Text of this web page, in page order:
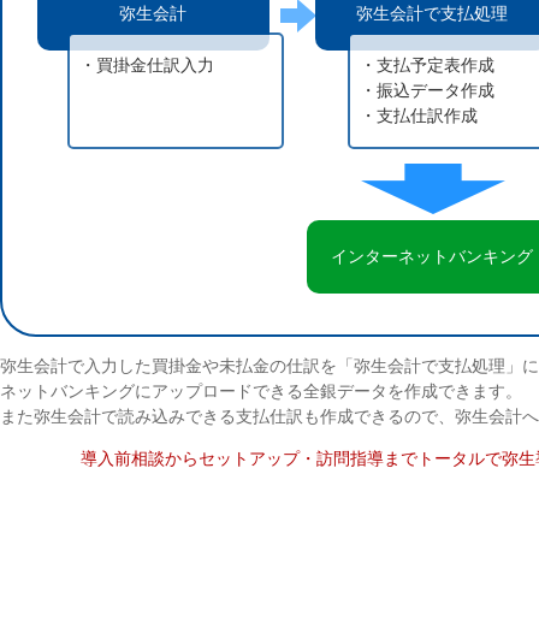
弥生会計
・買掛金仕訳入力
弥生会計で支払処理
・支払予定表作成
・振込データ作成
・支払仕訳作成
インターネットバンキング
弥生会計で入力した買掛金や未払金の仕訳を「弥生会計で支払処理」
ネットバンキングにアップロードできる全銀データを作成できます。
また弥生会計で読み込みできる支払仕訳も作成できるので、弥生会計
導入前相談からセットアップ・訪問指導までトータルで弥